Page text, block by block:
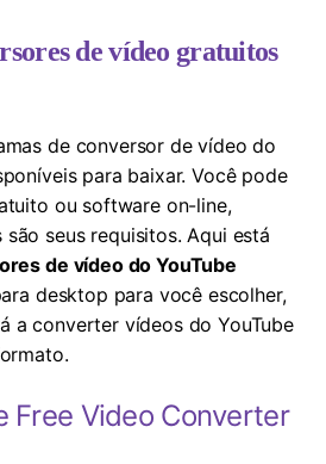
de vídeo gratuitos
de conversor de vídeo do
para baixar. Você pode
ou software on-line,
seus requisitos. Aqui está
de vídeo do YouTube
desktop para você escolher,
a converter vídeos do YouTube
Free Video Converter